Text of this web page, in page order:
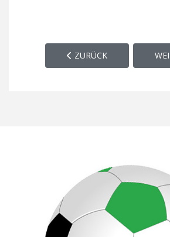
VORHERIGER BEITRAG: 3.
ZURÜCK